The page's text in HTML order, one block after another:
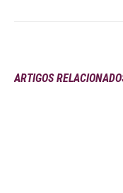
ARTIGOS